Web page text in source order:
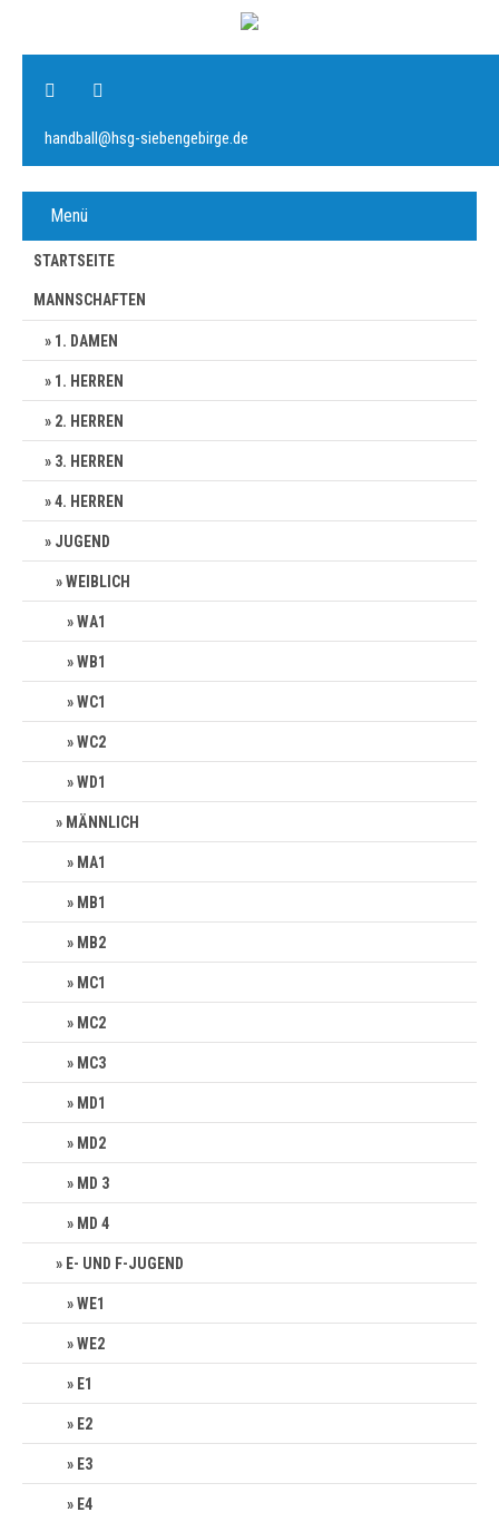
handball@hsg-siebengebirge.de
Menü
STARTSEITE
MANNSCHAFTEN
1. DAMEN
1. HERREN
2. HERREN
3. HERREN
4. HERREN
JUGEND
WEIBLICH
WA1
WB1
WC1
WC2
WD1
MÄNNLICH
MA1
MB1
MB2
MC1
MC2
MC3
MD1
MD2
MD 3
MD 4
E- UND F-JUGEND
WE1
WE2
E1
E2
E3
E4